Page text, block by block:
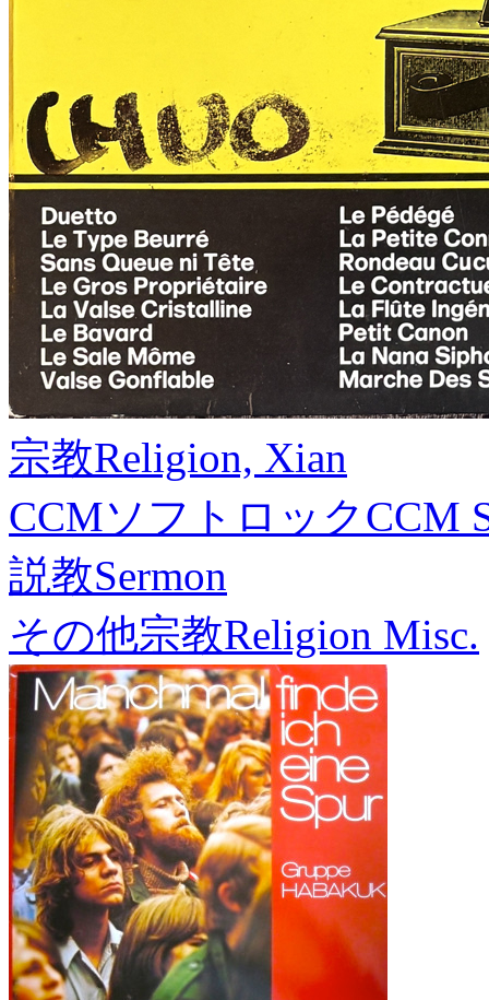
宗教Religion, Xian
CCMソフトロックCCM
説教Sermon
その他宗教Religion Misc.